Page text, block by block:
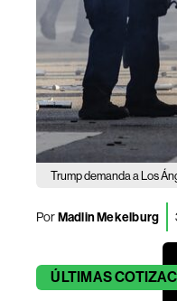
Trump demanda a Los
PorMadlin Mekelburg
ÚLTIMAS